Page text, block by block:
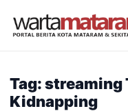
Tag: streaming
Kidnapping